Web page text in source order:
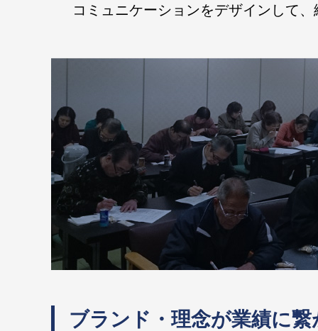
コミュニケーションをデザインして
ブランド・理念が業績に